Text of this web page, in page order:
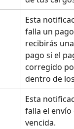
Esta
falla un
recibirás
pago si el
corregido
dentro de
Esta
falla el
vencida.